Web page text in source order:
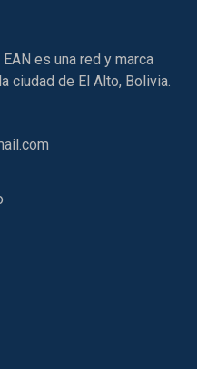
es una red y marca
ciudad de El Alto, Bolivia.